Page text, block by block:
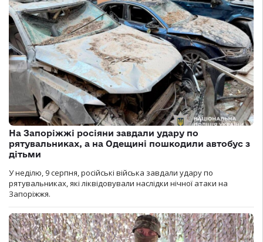
На Запоріжжі росіяни завдали удару по
рятувальниках, а на Одещині пошкодили автобус з
дітьми
У неділю, 9 серпня, російські війська завдали удару по
рятувальниках, які ліквідовували наслідки нічної атаки на
Запоріжжя.